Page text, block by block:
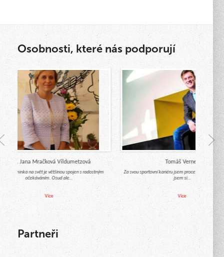
Osobnosti, které nás podporují
Mgr. Jana Mračková Vildumetzová
miminka na svět je většinou spojen s radostným
očekáváním. Osud ale…
Více
Tomáš Verner
Za svou sportovní kariéru jsem procestoval celý svět
jsem si…
Více
Partneři